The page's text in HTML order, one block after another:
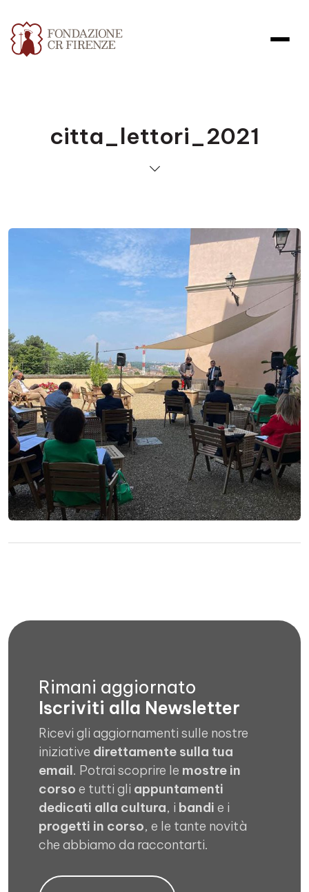
citta_lettori_2021
Rimani aggiornato
Iscriviti alla Newsletter
Ricevi gli aggiornamenti sulle nostre
iniziative direttamente sulla tua
email. Potrai scoprire le mostre in
corso e tutti gli appuntamenti
dedicati alla cultura, i bandi e i
progetti in corso, e le tante novità
che abbiamo da raccontarti.